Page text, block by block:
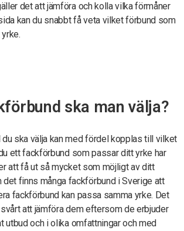
det att jämföra och kolla vilka förmåner
kan du snabbt få veta vilket förbund som
ska man välja?
ska välja kan med fördel kopplas till vilket
ett fackförbund som passar ditt yrke har
att få ut så mycket som möjligt av ditt
finns många fackförbund i Sverige att
fackförbund kan passa samma yrke. Det
att jämföra dem eftersom de erbjuder
utbud och i olika omfattningar och med